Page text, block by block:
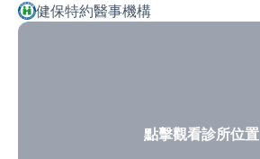
健保特約醫事機構
點擊觀看診所位置